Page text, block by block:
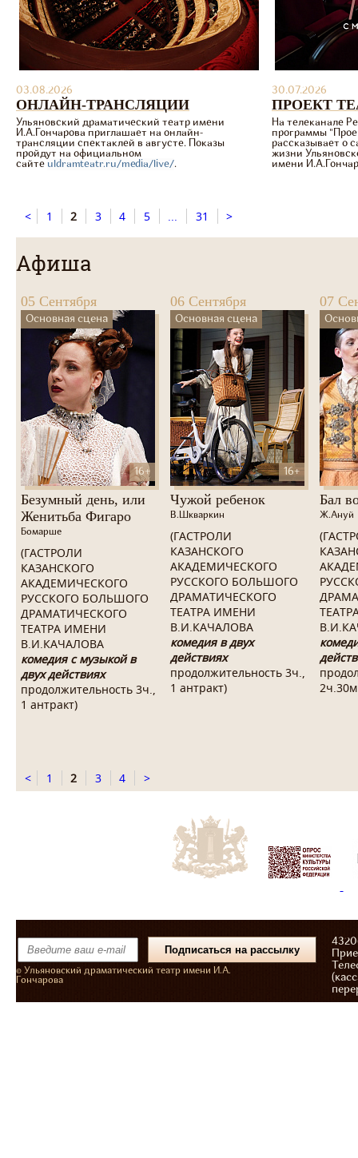
03.08.2026
ОНЛАЙН-ТРАНСЛЯЦИИ
Ульяновский драматический театр имени
И.А.Гончарова приглашает на онлайн-
трансляции спектаклей в августе. Показы
пройдут на официальном
сайте uldramteatr.ru/media/live/.
30.07.2026
ПРОЕКТ
На телеканале
программы
рассказывает о
жизни
имени
< 1 2 3 4 5 ... 31 >
Афиша
05 Сентября
Основная сцена
16+
Безумный день, или
Женитьба Фигаро
Бомарше
(ГАСТРОЛИ
КАЗАНСКОГО
АКАДЕМИЧЕСКОГО
РУССКОГО БОЛЬШОГО
ДРАМАТИЧЕСКОГО
ТЕАТРА ИМЕНИ
В.И.КАЧАЛОВА
комедия с музыкой в
двух действиях
продолжительность 3ч.,
1 антракт)
06 Сентября
Основная сцена
16+
Чужой ребенок
В.Шкваркин
(ГАСТРОЛИ
КАЗАНСКОГО
АКАДЕМИЧЕСКОГО
РУССКОГО БОЛЬШОГО
ДРАМАТИЧЕСКОГО
ТЕАТРА ИМЕНИ
В.И.КАЧАЛОВА
комедия в двух
действиях
продолжительность 3ч.,
1 антракт)
07
Бал
Ж.Ануй
< 1 2 3 4 >
© Ульяновский драматический театр имени И.А.
Гончарова